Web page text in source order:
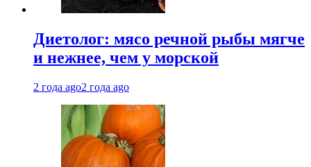
Диетолог: мясо речной рыбы мягче
и нежнее, чем у морской
2 года ago2 года ago